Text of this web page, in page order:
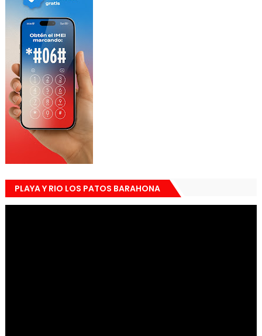
PLAYA Y RIO LOS PATOS BARAHONA